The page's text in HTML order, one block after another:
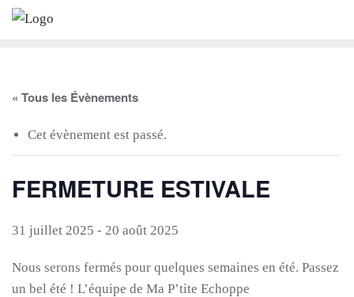
Skip
« Tous les Évènements
Cet évènement est passé.
FERMETURE ESTIVALE
31 juillet 2025 - 20 août 2025
Nous serons fermés pour quelques semaines en été. Passez
un bel été ! L’équipe de Ma P’tite Echoppe